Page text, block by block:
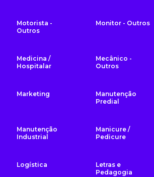
Motorista -
Outros
Monitor - Outros
Medicina /
Hospitalar
Mecânico -
Outros
Marketing
Manutenção
Predial
Manutenção
Industrial
Manicure /
Pedicure
Logística
Letras e
Pedagogia